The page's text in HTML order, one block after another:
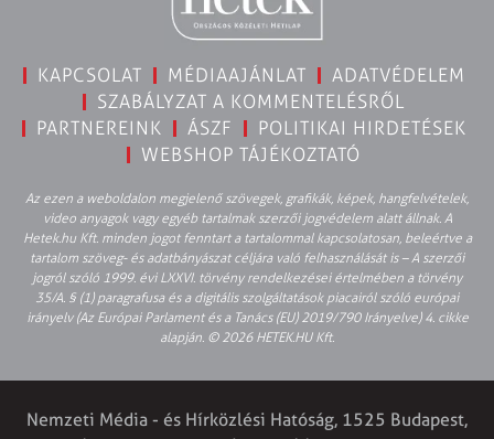
KAPCSOLAT MÉDIAAJÁNLAT
ADATVÉDELEM
SZABÁLYZAT A KOMMENTELÉSRŐL
PARTNEREINK
ÁSZF
POLITIKAI HIRDETÉSEK
WEBSHOP TÁJÉKOZTATÓ
Az ezen a weboldalon megjelenő szövegek, grafikák, képek, hangfelvételek,
video anyagok vagy egyéb tartalmak szerzői jogvédelem alatt állnak. A
Hetek.hu Kft. minden jogot fenntart a tartalommal kapcsolatosan, beleértve a
tartalom szöveg- és adatbányászat céljára való felhasználását is – A szerzői
jogról szóló 1999. évi LXXVI. törvény rendelkezései értelmében a törvény
35/A. § (1) paragrafusa és a digitális szolgáltatások piacairól szóló európai
irányelv (Az Európai Parlament és a Tanács (EU) 2019/790 Irányelve) 4. cikke
alapján. © 2026 HETEK.HU Kft.
Nemzeti Média - és Hírközlési Hatóság, 1525 Budapest,